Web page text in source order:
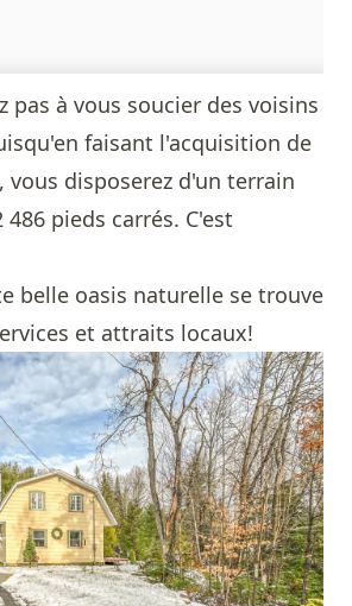
pas à vous soucier des voisins
faisant l'acquisition de
disposerez d'un terrain
pieds carrés. C'est
belle oasis naturelle se trouve
et attraits locaux!